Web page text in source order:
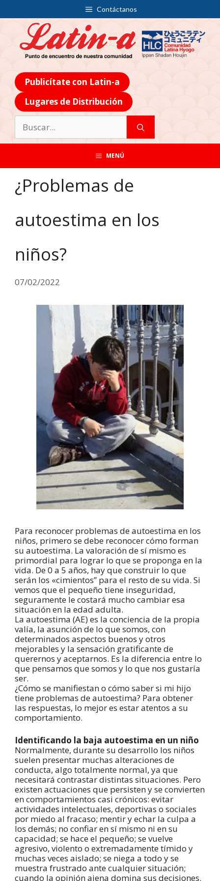
Contáctanos
Publicítate con Latin-a
Lugares de Distribución
MENÚ
¿Problemas de
autoestima en los
niños?
07/02/2022
Para reconocer problemas de autoestima en los
niños, primero se debe reconocer cómo forman
su autoestima. La valoración de sí mismo es
primordial para lograr lo que se proponga en la
vida. De 0 a 5 años, hay que construir lo que
serán los «cimientos” para el resto de su vida. Si
vemos que el pequeño tiene inseguridad,
seguramente le costará mucho cambiar esa
situación en la edad adulta.
La autoestima (AE) es la conciencia de la propia
valía, la asunción de lo que somos, con
determinados aspectos buenos y otros
mejorables y la sensación gratificante de
querernos y aceptarnos. Es la diferencia entre lo
que pensamos que somos y lo que nos gustaría
ser.
¿Cómo se manifiestan o cómo saber si mi hijo
tiene problemas de autoestima? Para obtener
las respuestas, lo mejor es estar atentos a su
comportamiento.
Identificando la baja autoestima en un niño
Normalmente, durante su desarrollo los niños
suelen presentar muchas alteraciones de
conducta, algo totalmente normal, ya que
necesitará contrastar distintas situaciones. Pero
existen actuaciones que persisten y se convierten
en comportamientos casi crónicos: evitar
actividades intelectuales, deportivas o sociales
por miedo al fracaso; mentir y echar la culpa a
los demás; no confiar en sí mismo ni en su
capacidad; se hace el pequeño; se vuelve
agresivo, violento o extremadamente tímido y
muchas veces aislado; se niega a todo y se
muestra frustrado ante cualquier situación;
cuando la opinión ajena domina sus decisiones.